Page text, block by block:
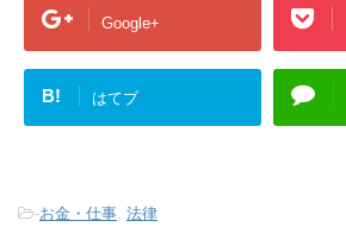
Google+
B! はてブ
-お金・仕事, 法律